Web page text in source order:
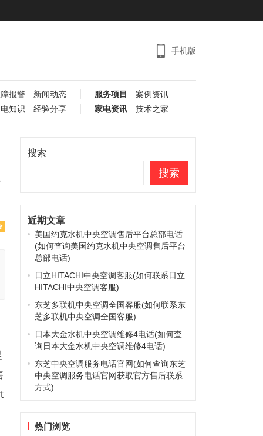
手机版
报警 新闻动态 服务项目
案例资讯
知识 经验分享 家电资讯 技术之家
搜索
搜索
近期文章
美国约克水机中央空调售后平台总部电话
(如何查询美国约克水机中央空调售后平台
总部电话)
日立HITACHI中央空调客服(如何联系日立
HITACHI中央空调客服)
东芝多联机中央空调全国客服(如何联系东
芝多联机中央空调全国客服)
日本大金水机中央空调维修4电话(如何查
询日本大金水机中央空调维修4电话)
东芝中央空调服务电话官网(如何查询东芝
中央空调服务电话官网获取官方售后联系
方式)
热门浏览